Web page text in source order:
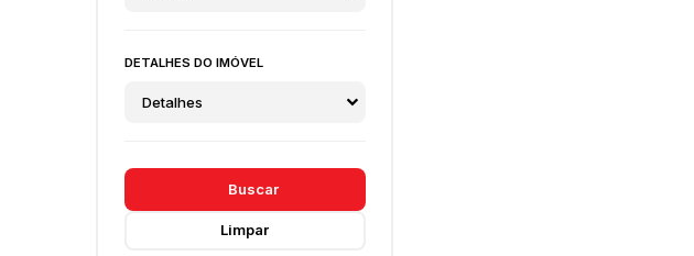
DETALHES DO IMÓVEL
Detalhes
Buscar
Limpar